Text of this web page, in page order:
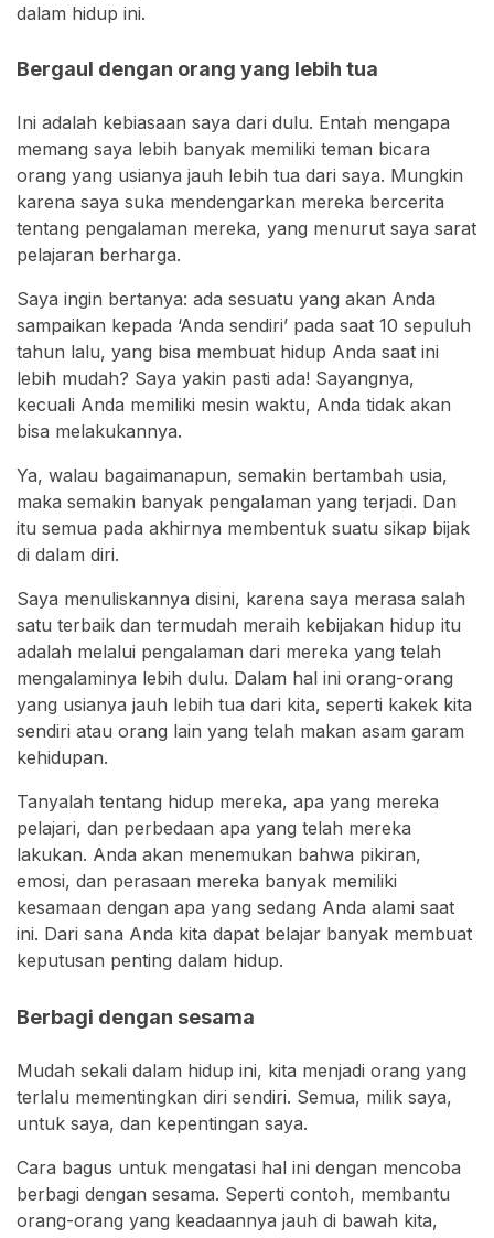
dalam hidup ini.
Bergaul dengan orang yang lebih tua
Ini adalah kebiasaan saya dari dulu. Entah mengapa
memang saya lebih banyak memiliki teman bicara
orang yang usianya jauh lebih tua dari saya. Mungkin
karena saya suka mendengarkan mereka bercerita
tentang pengalaman mereka, yang menurut saya sarat
pelajaran berharga.
Saya ingin bertanya: ada sesuatu yang akan Anda
sampaikan kepada ‘Anda sendiri’ pada saat 10 sepuluh
tahun lalu, yang bisa membuat hidup Anda saat ini
lebih mudah? Saya yakin pasti ada! Sayangnya,
kecuali Anda memiliki mesin waktu, Anda tidak akan
bisa melakukannya.
Ya, walau bagaimanapun, semakin bertambah usia,
maka semakin banyak pengalaman yang terjadi. Dan
itu semua pada akhirnya membentuk suatu sikap bijak
di dalam diri.
Saya menuliskannya disini, karena saya merasa salah
satu terbaik dan termudah meraih kebijakan hidup itu
adalah melalui pengalaman dari mereka yang telah
mengalaminya lebih dulu. Dalam hal ini orang-orang
yang usianya jauh lebih tua dari kita, seperti kakek kita
sendiri atau orang lain yang telah makan asam garam
kehidupan.
Tanyalah tentang hidup mereka, apa yang mereka
pelajari, dan perbedaan apa yang telah mereka
lakukan. Anda akan menemukan bahwa pikiran,
emosi, dan perasaan mereka banyak memiliki
kesamaan dengan apa yang sedang Anda alami saat
ini. Dari sana Anda kita dapat belajar banyak membuat
keputusan penting dalam hidup.
Berbagi dengan sesama
Mudah sekali dalam hidup ini, kita menjadi orang yang
terlalu mementingkan diri sendiri. Semua, milik saya,
untuk saya, dan kepentingan saya.
Cara bagus untuk mengatasi hal ini dengan mencoba
berbagi dengan sesama. Seperti contoh, membantu
orang-orang yang keadaannya jauh di bawah kita,